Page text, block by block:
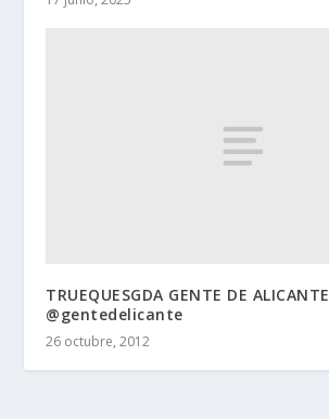
TRUEQUESGDA GENTE DE ALICANTE
@gentedelicante
26 octubre, 2012